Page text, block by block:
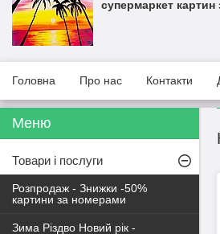
супермаркет
Головна Про нас Контакти
Товари і послуги
Розпродаж - Знижки -50%
картини за номерами
Зима Різдво Новий рік -